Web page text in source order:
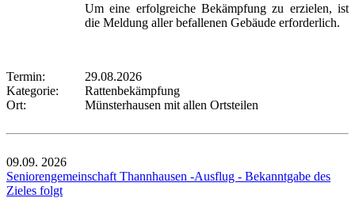
Um eine erfolgreiche Bekämpfung zu erzielen, ist
die Meldung aller befallenen Gebäude erforderlich.
Termin:
29.08.2026
Kategorie:
Rattenbekämpfung
Ort:
Münsterhausen mit allen Ortsteilen
09.09. 2026
Seniorengemeinschaft Thannhausen -Ausflug - Bekanntgabe des
Zieles folgt